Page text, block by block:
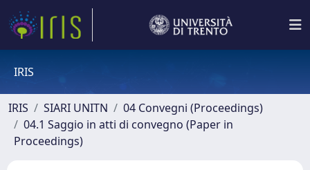
IRIS
IRIS SIARI UNITN
04 Convegni (Proceedings)
04.1 Saggio in atti di convegno (Paper in
Proceedings)